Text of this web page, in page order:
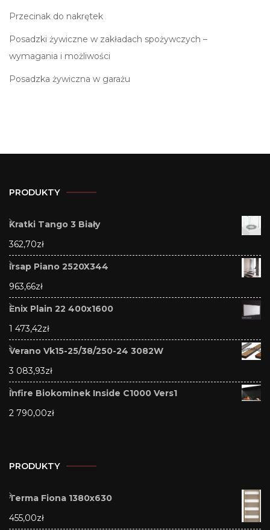
Przecinak do nakrętek
Posadzki żywiczne w zakładach spożywczych –
wymagania i możliwości
Posadzka żywiczna w garażu
PRODUKTY
Kratki Tango 3 Biały
362,70zł
Irsap Piano 2520X344
963,66zł
Enix Plain 22 400x1600
1 473,42zł
Verano Vk15-25/38/250-24 3082W
3 083,93zł
Infire Biokominek Inside C1000 Vers1
2 790,00zł
PRODUKTY
Terma Fiona 1380x630
455,00zł